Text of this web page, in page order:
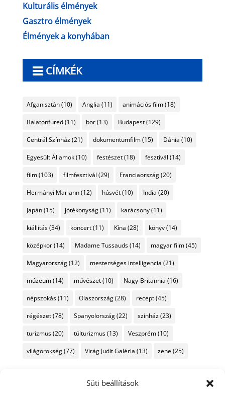
Süti beállítások
Kulturális élmények
Gasztro élmények
Élmények a konyhában
CÍMKÉK
Afganisztán(10) Anglia (11) animációs film(18)
Balatonfüred(11) bor(13) Budapest(129)
Centrál Színház(21) dokumentumfilm(15) Dánia (10)
Egyesült Államok(10) festészet(18) fesztivál (14)
film(103) filmfesztivál (29) Franciaország(20)
Hermányi Mariann(12) húsvét(10) India (20)
Japán(15) jótékonyság(11) karácsony(11)
kiállítás(34) koncert(11) Kína (28) könyv(14)
középkor(14) Madame Tussauds(14) magyar film(45)
Magyarország(12) mesterséges intelligencia (21)
múzeum(14) művészet(10) Nagy-Britannia (16)
népszokás(11) Olaszország(28) recept(45)
régészet(78) Spanyolország(22) színház(23)
turizmus(20) túlturizmus(13) Veszprém(10)
világörökség(77) Virág Judit Galéria (13) zene (25)